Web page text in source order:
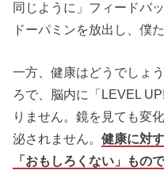
同じように」フィードバ
ドーパミンを放出し、僕
一方、健康はどうでしょ
ろで、脳内に「LEVEL
りません。鏡を見ても変
泌されません。健康に対
「おもしろくない」もの